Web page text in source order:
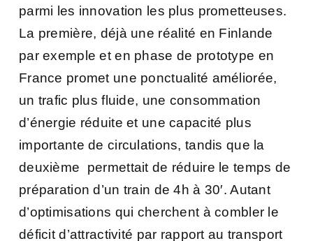
parmi les innovation les plus prometteuses.
La première, déjà une réalité en Finlande
par exemple et en phase de prototype en
France promet une ponctualité améliorée,
un trafic plus fluide, une consommation
d’énergie réduite et une capacité plus
importante de circulations, tandis que la
deuxième permettait de réduire le temps de
préparation d’un train de 4h à 30′. Autant
d’optimisations qui cherchent à combler le
déficit d’attractivité par rapport au transport